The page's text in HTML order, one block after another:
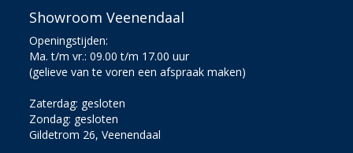
Showroom Veenendaal
Openingstijden:
Ma. t/m vr.: 09.00 t/m 17.00 uur
(gelieve van te voren een afspraak maken)
Zaterdag: gesloten
Zondag: gesloten
Gildetrom 26, Veenendaal